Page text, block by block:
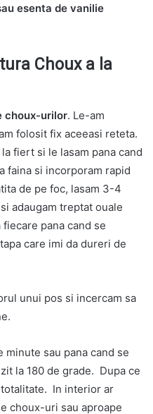
esenta de vanilie
Choux a la
choux-urilor. Le-am
folosit fix aceeasi reteta.
fiert si le lasam pana cand
faina si incorporam rapid
de pe foc, lasam 3-4
adaugam treptat ouale
pana cand se
care imi da dureri de
unui pos si incercam sa
sau pana cand se
la 180 de grade. Dupa ce
In interior ar
choux-uri sau aproape